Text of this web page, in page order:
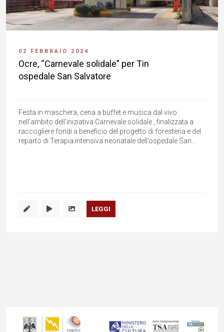
02 FEBBRAIO 2024
Ocre, “Carnevale solidale” per Tin
ospedale San Salvatore
Festa in maschera, cena a buffet e musica dal vivo
nell’ambito dell’iniziativa Carnevale solidale , finalizzata a
raccogliere fondi a beneficio del progetto di foresteria e del
reparto di Terapia intensiva neonatale dell’ospedale San...
LEGGI